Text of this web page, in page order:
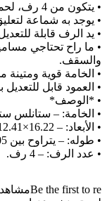
• يتكون من 4 رف، لحمل الكثير من الأغراض.
• يوجد به شماعة
• يد الرف قابلة
• ما راح تحتاجي
والسقف.
• الخامة قوية ومتينة
• العمود قابل
• *الوصف*
• الخامة: – ستانلس
• الأبعاد: – 16.22×12.41× 4.35 سم.
• طوله: – يتراوح بين 105 و310 سم
• عدد الرف: – 4 رف.
Be the first to reمشاهدة “منظم زاوية متعدد الاستخدام”